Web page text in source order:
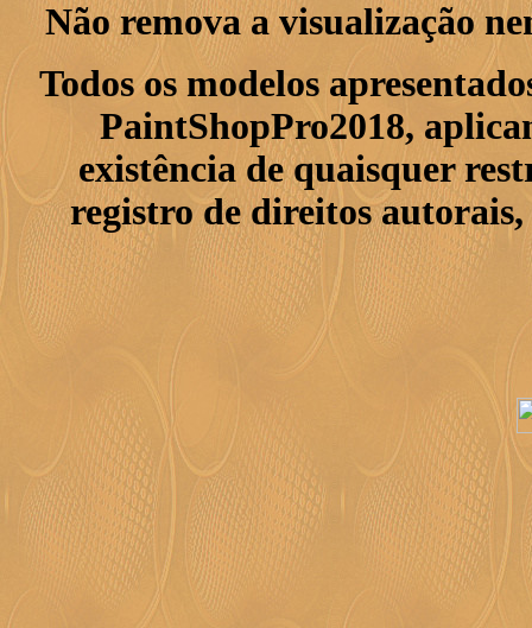
Não remova a visualização
Todos os modelos
PaintShopPro2018,
existência de quaisquer
registro de direitos